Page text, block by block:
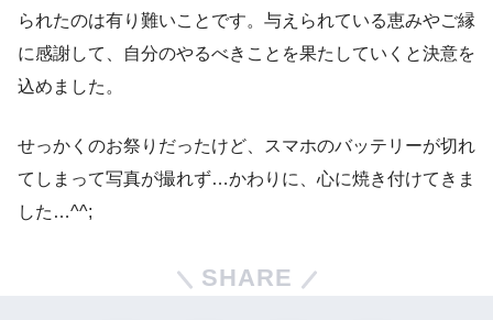
られたのは有り難いことです。与えられている恵みやご縁
に感謝して、自分のやるべきことを果たしていくと決意を
込めました。
せっかくのお祭りだったけど、スマホのバッテリーが切れ
てしまって写真が撮れず…かわりに、心に焼き付けてきま
した…^^;
SHARE